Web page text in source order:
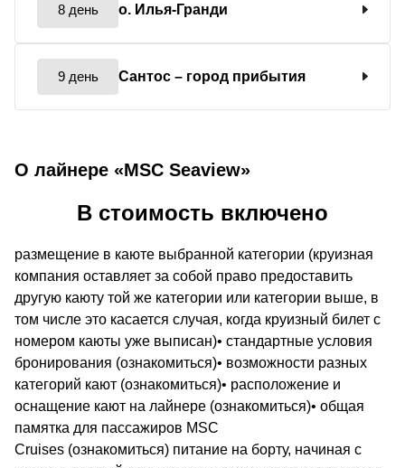
8 день о. Илья-Гранди
9 день Сантос – город прибытия
О лайнере «MSC Seaview»
В стоимость включено
размещение в каюте выбранной категории (круизная
компания оставляет за собой право предоставить
другую каюту той же категории или категории выше, в
том числе это касается случая, когда круизный билет с
номером каюты уже выписан)• стандартные условия
бронирования (ознакомиться)• возможности разных
категорий кают (ознакомиться)• расположение и
оснащение кают на лайнере (ознакомиться)• общая
памятка для пассажиров MSC
Cruises (ознакомиться) питание на борту, начиная с